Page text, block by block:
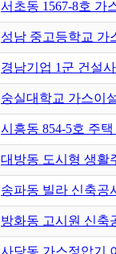
서초동 1567-8호 가
성남 중고등학교 가
경남기업 1군 건설
숭실대학교 가스이
시흥동 854-5호 주
대방동 도시형 생활
송파동 빌라 신축공
방화동 고시원 신축